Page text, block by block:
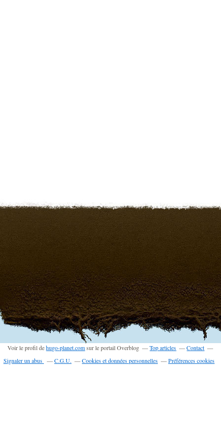
Voir le profil dehugo-planet.comsur le portail Overblog Top articles
Contact
Signaler un abus
C.G.U. Cookies et données personnelles Préférences cookies